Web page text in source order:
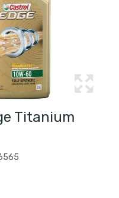
Titanium